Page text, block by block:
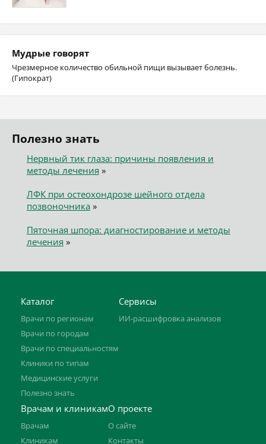
Мудрые говорят
Чрезмерное количество обильной пищи вызывает болезнь.
(Гипократ)
Полезно знать
Нервный тик глаза: причины появления и
методы лечения »
ЛФК при остеохондрозе шейного отдела
позвоночника»
Пяточная шпора: диагностирование и методы
лечения »
Каталог
Врачи по регионам
Врачи по городам
Врачи по специальностям
Клиники по типам
Медицинские услуги
Полезно знать
Сервисы
ИИ-расшифровка анализов
Врачам и клиникам
Врачам
Клиникам
О проекте
О сайте
Контакты